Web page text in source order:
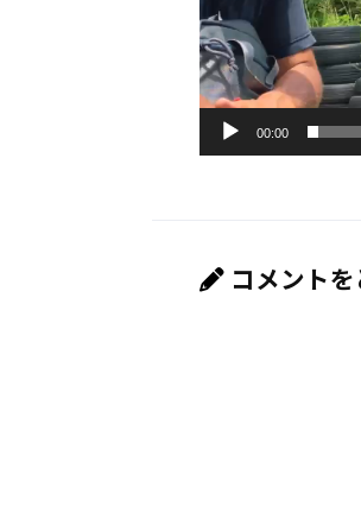
00:00
コメント